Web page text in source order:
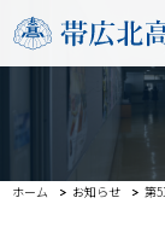
ホーム お知らせ 第